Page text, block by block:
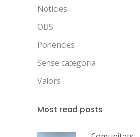
Notícies
ODS
Ponències
Sense categoria
Valors
Most read posts